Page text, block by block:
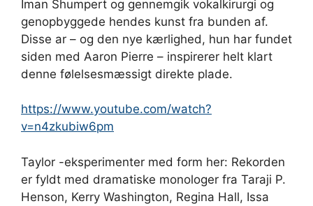
Iman Shumpert og gennemgik vokalkirurgi og
genopbyggede hendes kunst fra bunden af.
Disse ar – og den nye kærlighed, hun har fundet
siden med Aaron Pierre – inspirerer helt klart
denne følelsesmæssigt direkte plade.
https://www.youtube.com/watch?
v=n4zkubiw6pm
Taylor -eksperimenter med form her: Rekorden
er fyldt med dramatiske monologer fra Taraji P.
Henson, Kerry Washington, Regina Hall, Issa